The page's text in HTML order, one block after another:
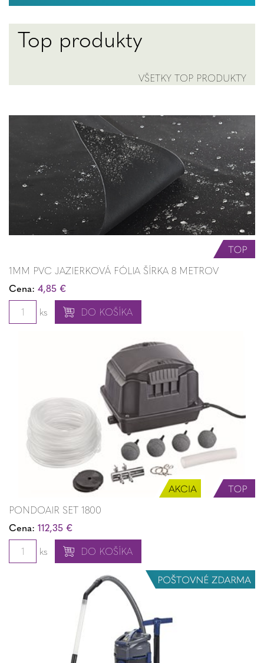
Top produkty
VŠETKY TOP PRODUKTY
1MM PVC JAZIERKOVÁ FÓLIA ŠÍRKA 8 METROV
Cena: 4,85 €
ks
DO KOŠÍKA
PONDOAIR SET 1800
Cena: 112,35 €
ks
DO KOŠÍKA